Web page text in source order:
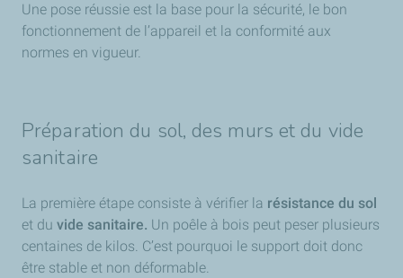
Une pose réussie est la base pour la sécurité, le bon
fonctionnement de l’appareil et la conformité aux
normes en vigueur.
Préparation du sol, des murs et du vide
sanitaire
La première étape consiste à vérifier la résistance du sol
et du vide sanitaire. Un poêle à bois peut peser plusieurs
centaines de kilos. C’est pourquoi le support doit donc
être stable et non déformable.